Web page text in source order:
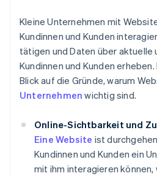
Kleine Unternehmen mit
Kundinnen und Kunden
tätigen und Daten über aktuelle
Kundinnen und Kunden
Blick auf die Gründe, warum
Unternehmen wichtig sind.
Online-Sichtbarkeit und
Eine Website ist
Kundinnen und Kunden ein
mit ihm interagieren können,